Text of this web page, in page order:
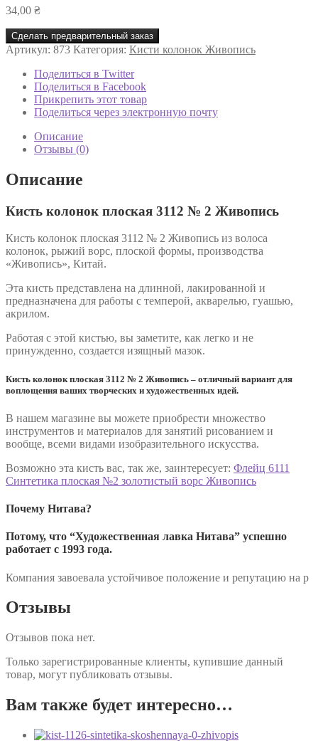
34,00 ₴
Сделать предварительный заказ
Артикул: 873 Категория: Кисти колонок Живопись
Поделиться в Twitter
Поделиться в Facebook
Прикрепить этот товар
Поделиться через электронную почту
Описание
Отзывы (0)
Описание
Кисть колонок плоская 3112 № 2 Живопись
Кисть колонок плоская 3112 № 2 Живопись из волоса
колонок, рыжий ворс, плоской формы, производства
«Живопись», Китай.
Эта кисть представлена на длинной, лакированной и
предназначена для работы с темперой, акварелью, гуашью,
акрилом.
Работая с этой кистью, вы заметите, как легко и не
принужденно, создается изящный мазок.
Кисть колонок плоская 3112 № 2 Живопись – отличный вариант для
воплощения ваших творческих и художественных идей.
В нашем магазине вы можете приобрести множество
инструментов и материалов для занятий рисованием и
вообще, всеми видами изобразительного искусства.
Возможно эта кисть вас, так же, заинтересует: Флейц 6111
Синтетика плоская №2 золотистый ворс Живопись
Почему Нитава?
Потому, что “Художественная лавка Нитава” успешно
работает с 1993 года.
Компания завоевала устойчивое положение и репутацию на р
Отзывы
Отзывов пока нет.
Только зарегистрированные клиенты, купившие данный
товар, могут публиковать отзывы.
Вам также будет интересно…